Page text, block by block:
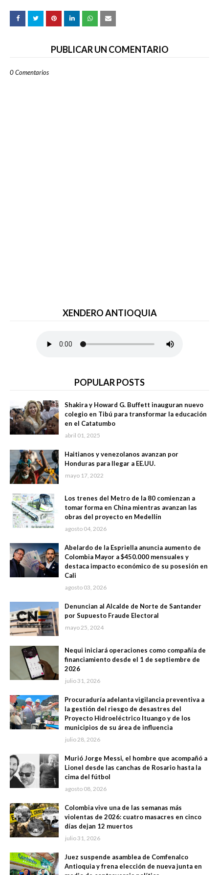
PUBLICAR UN COMENTARIO
0 Comentarios
XENDERO ANTIOQUIA
POPULAR POSTS
Shakira y Howard G. Buffett inauguran nuevo
colegio en Tibú para transformar la educación
en el Catatumbo
abril 01, 2025
Haitianos y venezolanos avanzan por
Honduras para llegar a EE.UU.
mayo 17, 2022
Los trenes del Metro de la 80 comienzan a
tomar forma en China mientras avanzan las
obras del proyecto en Medellín
agosto 04, 2026
Abelardo de la Espriella anuncia aumento de
Colombia Mayor a $450.000 mensuales y
destaca impacto económico de su posesión en
Cali
agosto 03, 2026
Denuncian al Alcalde de Norte de Santander
por Supuesto Fraude Electoral
mayo 25, 2024
Nequi iniciará operaciones como compañía de
financiamiento desde el 1 de septiembre de
2026
julio 31, 2026
Procuraduría adelanta vigilancia preventiva a
la gestión del riesgo de desastres del
Proyecto Hidroeléctrico Ituango y de los
municipios de su área de influencia
julio 28, 2026
Murió Jorge Messi, el hombre que acompañó a
Lionel desde las canchas de Rosario hasta la
cima del fútbol
agosto 08, 2026
Colombia vive una de las semanas más
violentas de 2026: cuatro masacres en cinco
días dejan 12 muertos
julio 31, 2026
Juez suspende asamblea de Comfenalco
Antioquia y frena elección de nueva junta en